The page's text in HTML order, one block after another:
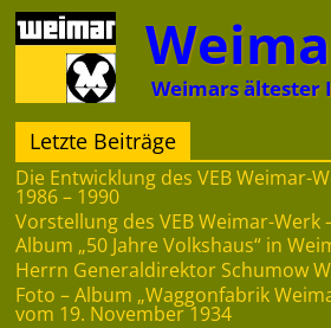
Zum
Inhalt
springen
Weimars
Letzte Beiträge
Die Entwicklung des VEB Weimar-
1986 – 1990
Vorstellung des VEB Weimar-Werk
Album „50 Jahre Volkshaus“ in
Herrn Generaldirektor Schumow
Foto – Album „Waggonfabrik
vom 19. November 1934